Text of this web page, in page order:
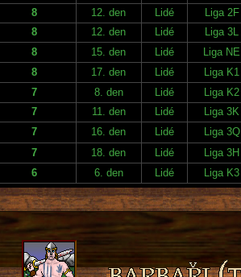
8 12. den Lidé Liga 2F
8 12. den Lidé Liga 3L
8 15. den Lidé Liga NE
8 17. den Lidé Liga K1
7 8. den Lidé Liga K2
7 11. den Lidé Liga 3K
7 16. den Lidé Liga 3Q
7 18. den Lidé Liga 3H
6 6. den Lidé Liga K3